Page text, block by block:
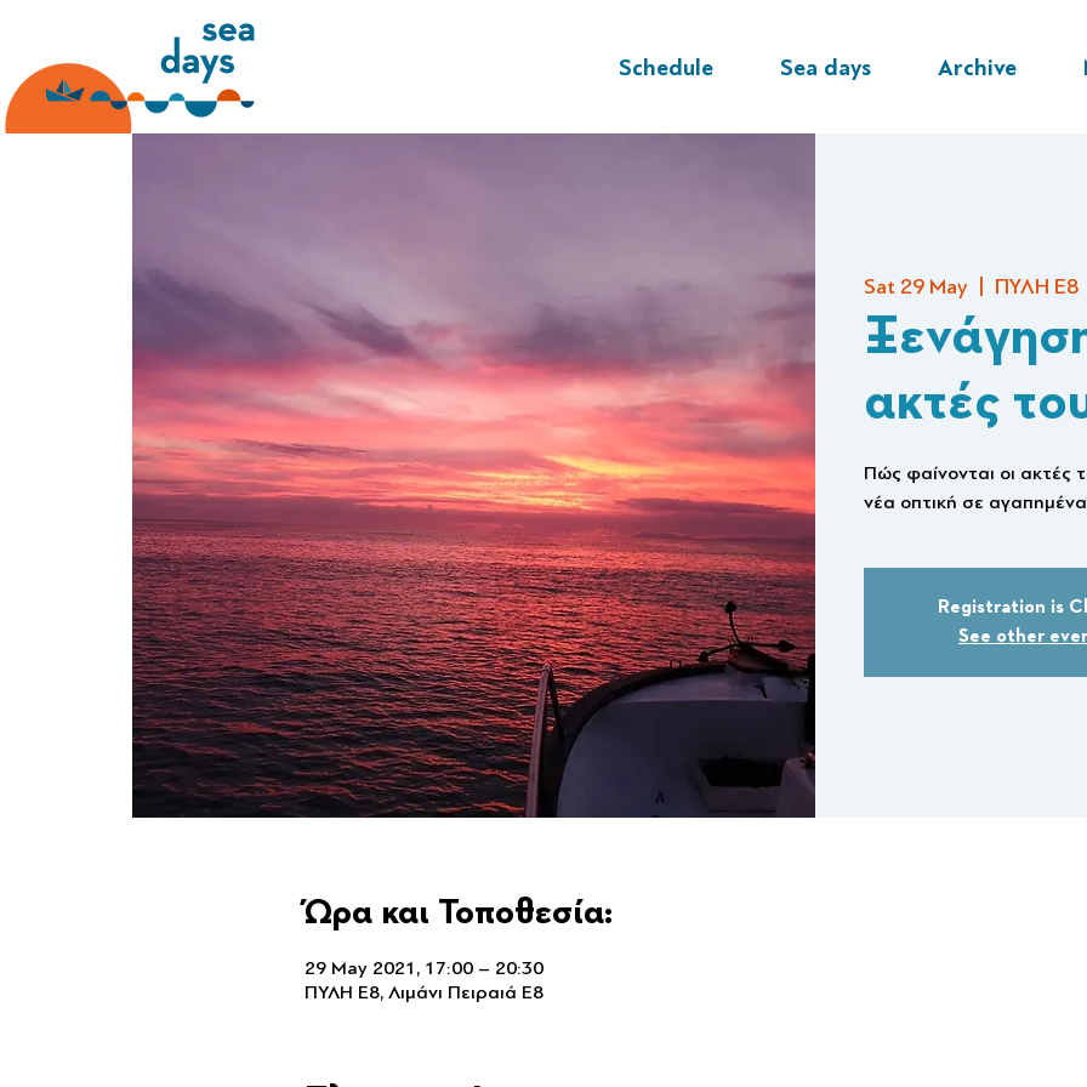
Schedule Sea days Archive
Sat 29 May ΠΥΛΗ Ε8
ακτές
Πώς φαίνονται οι
νέα οπτική σε
Registration is
See other
Ώρα και Τοποθεσία:
29 May 2021, 17:00 – 20:30
ΠΥΛΗ Ε8, Λιμάνι Πειραιά Ε8